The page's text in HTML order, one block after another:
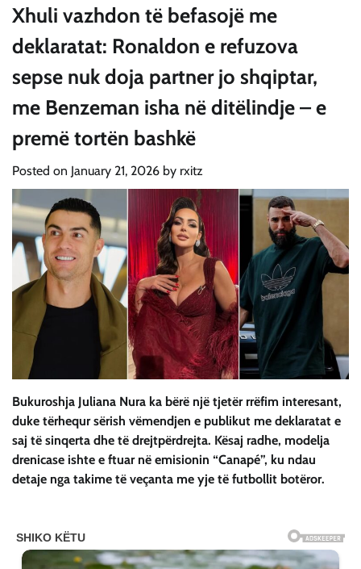
Xhuli vazhdon të befasojë me
deklaratat: Ronaldon e refuzova
sepse nuk doja partner jo shqiptar,
me Benzeman isha në ditëlindje – e
premë tortën bashkë
Posted on January 21, 2026 by rxitz
Bukuroshja Juliana Nura ka bërë një tjetër rrëfim interesant,
duke tërhequr sërish vëmendjen e publikut me deklaratat e
saj të sinqerta dhe të drejtpërdrejta. Kësaj radhe, modelja
drenicase ishte e ftuar në emisionin “Canapé”, ku ndau
detaje nga takime të veçanta me yje të futbollit botëror.